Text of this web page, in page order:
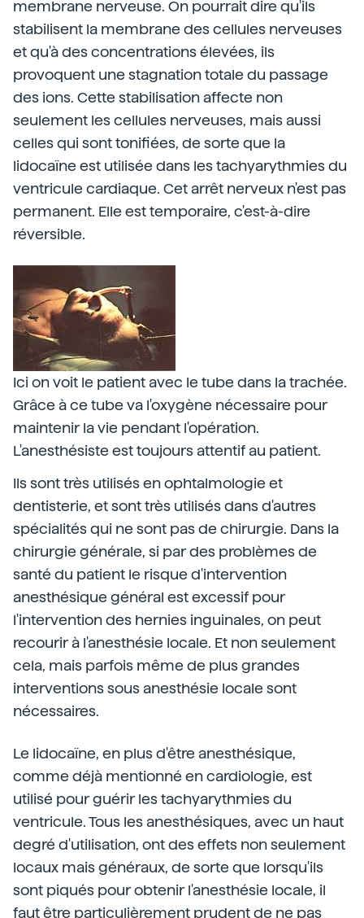
membrane nerveuse. On pourrait dire qu'ils
stabilisent la membrane des cellules nerveuses
et qu'à des concentrations élevées, ils
provoquent une stagnation totale du passage
des ions. Cette stabilisation affecte non
seulement les cellules nerveuses, mais aussi
celles qui sont tonifiées, de sorte que la
lidocaïne est utilisée dans les tachyarythmies du
ventricule cardiaque. Cet arrêt nerveux n'est pas
permanent. Elle est temporaire, c'est-à-dire
réversible.
Ici on voit le patient avec le tube dans la trachée.
Grâce à ce tube va l'oxygène nécessaire pour
maintenir la vie pendant l'opération.
L'anesthésiste est toujours attentif au patient.
Ils sont très utilisés en ophtalmologie et
dentisterie, et sont très utilisés dans d'autres
spécialités qui ne sont pas de chirurgie. Dans la
chirurgie générale, si par des problèmes de
santé du patient le risque d'intervention
anesthésique général est excessif pour
l'intervention des hernies inguinales, on peut
recourir à l'anesthésie locale. Et non seulement
cela, mais parfois même de plus grandes
interventions sous anesthésie locale sont
nécessaires.
Le lidocaïne, en plus d'être anesthésique,
comme déjà mentionné en cardiologie, est
utilisé pour guérir les tachyarythmies du
ventricule. Tous les anesthésiques, avec un haut
degré d'utilisation, ont des effets non seulement
locaux mais généraux, de sorte que lorsqu'ils
sont piqués pour obtenir l'anesthésie locale, il
faut être particulièrement prudent de ne pas